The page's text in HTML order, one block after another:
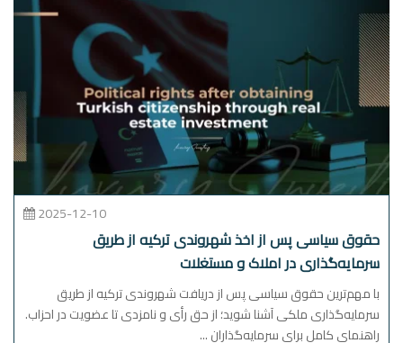
2025-12-10
حقوق سیاسی پس از اخذ شهروندی ترکیه از طریق
سرمایه‌گذاری در املاک و مستغلات
با مهم‌ترین حقوق سیاسی پس از دریافت شهروندی ترکیه از طریق
سرمایه‌گذاری ملکی آشنا شوید؛ از حق رأی و نامزدی تا عضویت در احزاب.
راهنمای کامل برای سرمایه‌گذاران ...